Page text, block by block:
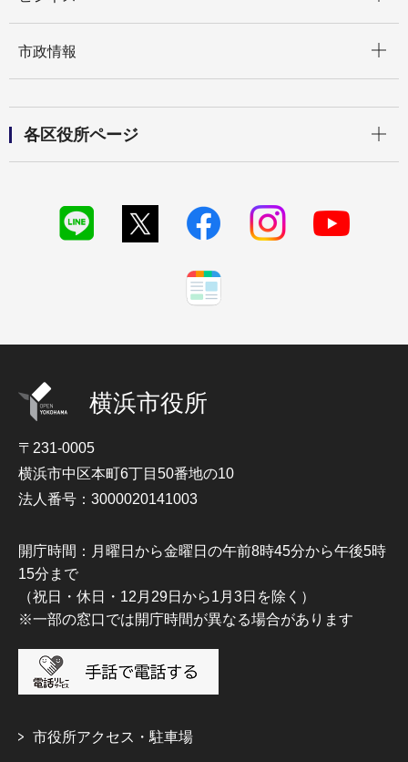
市政情報
各区役所ページ
横浜市役所
〒231-0005
横浜市中区本町6丁目50番地の10
法人番号：3000020141003
開庁時間：月曜日から金曜日の午前8時45分から午後5時
15分まで
（祝日・休日・12月29日から1月3日を除く）
※一部の窓口では開庁時間が異なる場合があります
市役所アクセス・駐車場